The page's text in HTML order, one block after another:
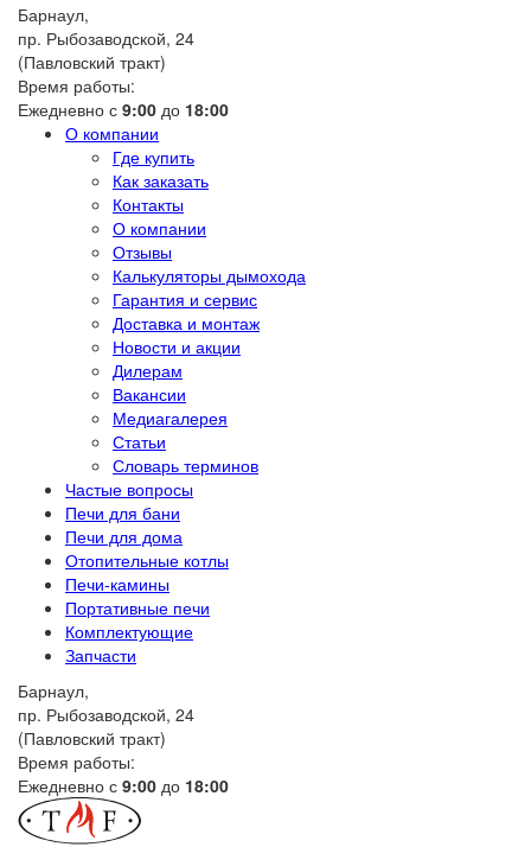
Барнаул,
пр. Рыбозаводской, 24
(Павловский тракт)
Время работы:
Ежедневно с 9:00 до 18:00
О компании
Где купить
Как заказать
Контакты
О компании
Отзывы
Калькуляторы дымохода
Гарантия и сервис
Доставка и монтаж
Новости и акции
Дилерам
Вакансии
Медиагалерея
Статьи
Словарь терминов
Частые вопросы
Печи для бани
Печи для дома
Отопительные котлы
Печи-камины
Портативные печи
Комплектующие
Запчасти
Барнаул,
пр. Рыбозаводской, 24
(Павловский тракт)
Время работы:
Ежедневно с 9:00 до 18:00